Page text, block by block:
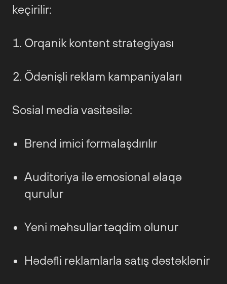
keçirilir:
Orqanik kontent strategiyası
Ödənişli reklam kampaniyaları
Sosial media vasitəsilə:
Brend imici formalaşdırılır
Auditoriya ilə emosional əlaqə
qurulur
Yeni məhsullar təqdim olunur
Hədəfli reklamlarla satış dəstəklənir